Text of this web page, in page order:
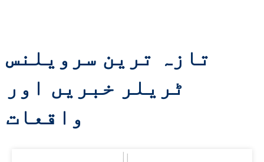
تازہ ترین سرویلنس
ٹریلر خبریں اور
واقعات